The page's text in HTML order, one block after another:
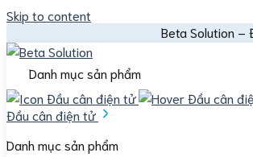
Skip to content
Beta Solution – Đại lý
Danh mục sản phẩm
Đầu cân điện tử
Danh mục sản phẩm